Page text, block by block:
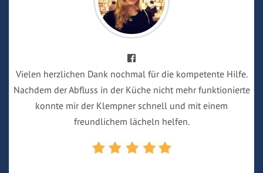
Vielen herzlichen Dank nochmal für die kompetente Hilfe.
Nachdem der Abfluss in der Küche nicht mehr funktionierte
konnte mir der Klempner schnell und mit einem
freundlichem lächeln helfen.